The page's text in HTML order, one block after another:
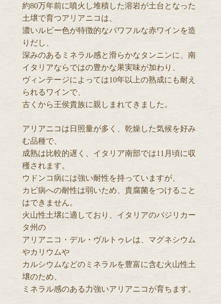
約80万年前に噴火し堆積した溶岩が土台となった
土壌で育つアリアニコは、
濃いルビー色が特徴的なパワフルな赤ワインを造
りだし、
深みのあるミネラル感と滑らかなタンニンに、南
イタリアならではの豊かな果実味が加わり、
ヴィンテージによっては10年以上の熟成にも耐え
られるワインで、
古くから王侯貴族に親しまれてきました。
アリアニコは日照量が多く、乾燥した気候を好み
む品種で、
成熟は比較的遅く、イタリア南部では11月頃に収
穫されます。
ウドンコ病には強い耐性を持っていますが、
カビ病への耐性は弱いため、貴腐菌をつけること
はできません。
火山性土壌に適しており、イタリアのバジリカー
タ州の
アリアニコ・デル・ヴルトゥレは、マグネシウム
やカリウムや
カルシウムなどのミネラルを豊富に含む火山性土
壌のため、
ミネラル感のある力強いアリアニコが育ちます。